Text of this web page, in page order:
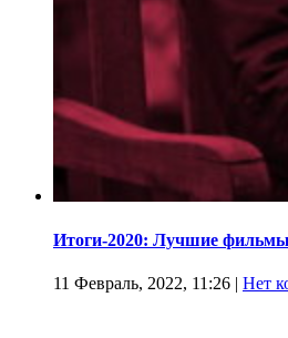
Итоги-2020: Лучшие
11 Февраль, 2022, 11:26 | Нет